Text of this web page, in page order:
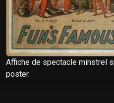
Affiche de spectacle minstrel
poster.